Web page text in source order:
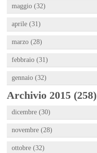
maggio (32)
aprile (31)
marzo (28)
febbraio (31)
gennaio (32)
Archivio 2015 (258)
dicembre (30)
novembre (28)
ottobre (32)